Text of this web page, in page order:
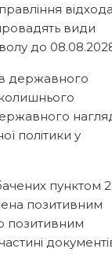
види
до
державного
політики у
пунктом
позитивним
позитивним